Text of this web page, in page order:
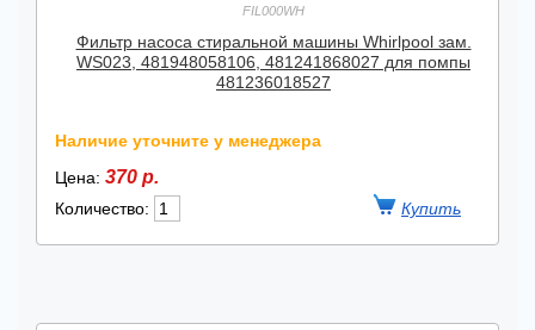
FIL000WH
Фильтр насоса стиральной машины Whirlpool зам.
WS023, 481948058106, 481241868027 для помпы
481236018527
Наличие уточните у менеджера
Цена: 370 р.
Количество: